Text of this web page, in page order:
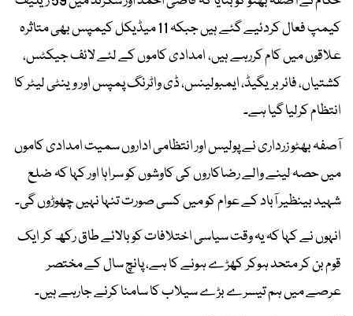
کیمپ فعال کردئیے گئے ہیں جبکہ 11 میڈیکل کیمپس بھی متاثرہ
علاقوں میں کام کررہے ہیں، امدادی کاموں کے لئے لائف جیکٹس،
کشتیاں، فائر بریگیڈ، ایمبولینس، ڈی واٹرنگ پمپس اور وینٹی لیٹر کا
انتظام کرلیا گیا ہے۔
آصفہ بھٹو زرداری نے پولیس اور انتظامی اداروں سمیت امدادی کاموں
میں حصہ لینے والے رضاکاروں کی کاوشوں کو سراہا اور کہا کہ ضلع
شہید بینظیر آباد کے عوام کو میں کسی صورت تنہا نہیں چھوڑوں گی۔
انہوں نے کہا کہ یہ وقت سیاسی اختلافات کو بالائے طاق رکھ کر ایک
قوم بن کر متحد ہوکر کھڑے ہونے کا ہے، پانچ سال کے مختصر
عرصے میں ہم تیسرے بڑے سیلاب کا سامنا کرنے جارہے ہیں۔